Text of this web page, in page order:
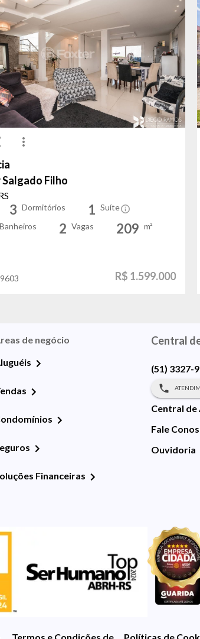
Filho
3 Dormitórios 1 Suíte
Banheiros 2 Vagas 209 m²
R$ 1.599.000
de negócio
Financeiras
Central
(51) 3327-
Central de
Fale
Ouvidoria
Termos e Condições de UsoPolíticas de